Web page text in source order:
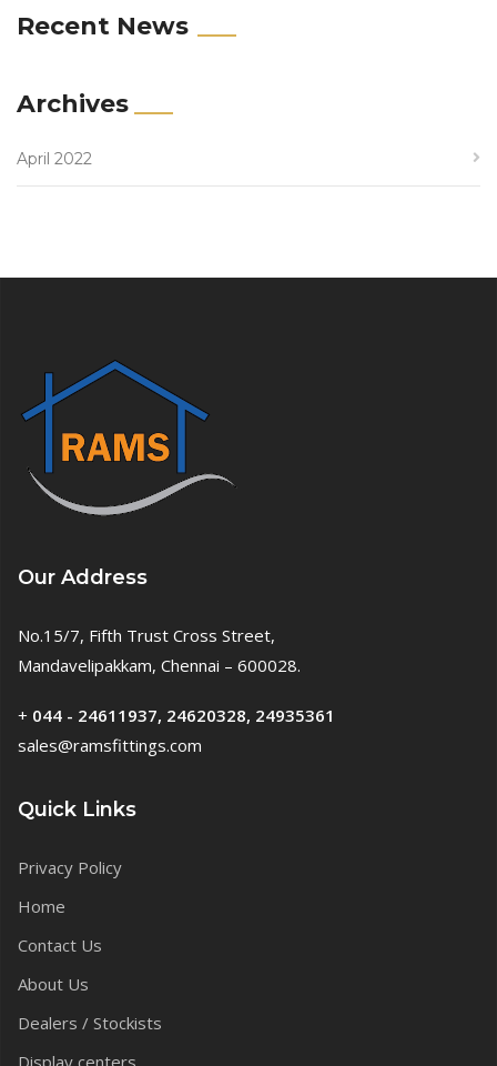
Recent News
Archives
April 2022
Our Address
No.15/7, Fifth Trust Cross Street,
Mandavelipakkam, Chennai – 600028.
+ 044 - 24611937, 24620328, 24935361
sales@ramsfittings.com
Quick Links
Privacy Policy
Home
Contact Us
About Us
Dealers / Stockists
Display centers